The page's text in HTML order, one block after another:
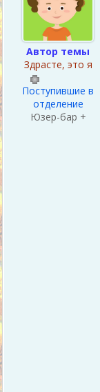
Автор темы
Здрасте, это я
Поступившие в
отделение
Юзер-бар +